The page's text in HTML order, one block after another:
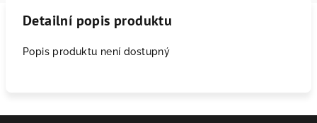
Detailní popis produktu
Popis produktu není dostupný